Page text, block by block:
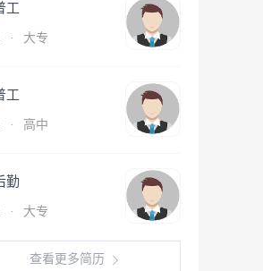
工
· 大专
工
· 高中
勤
· 大专
查看更多简历